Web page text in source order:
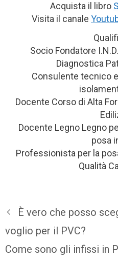
Acquista il libro
Visita il canale
Socio Fondatore
Diagnostica
Consulente tecnico
Docente Corso di Alta
Docente Legno Legno
posa
Professionista per la
Qualità
È vero che posso
voglio per il PVC?
Come sono gli infissi in